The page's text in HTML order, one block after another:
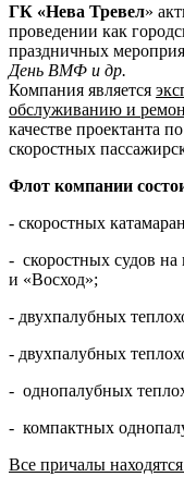
ГК «Нева Тревел»
проведении как
праздничных
День ВМФ и др.
Компания является
обслуживанию и
качестве проектанта
скоростных
Флот компании
- скоростных
- скоростных судов
и «Восход»;
- двухпалубных
- двухпалубных
- однопалубных
- компактных
Все причалы